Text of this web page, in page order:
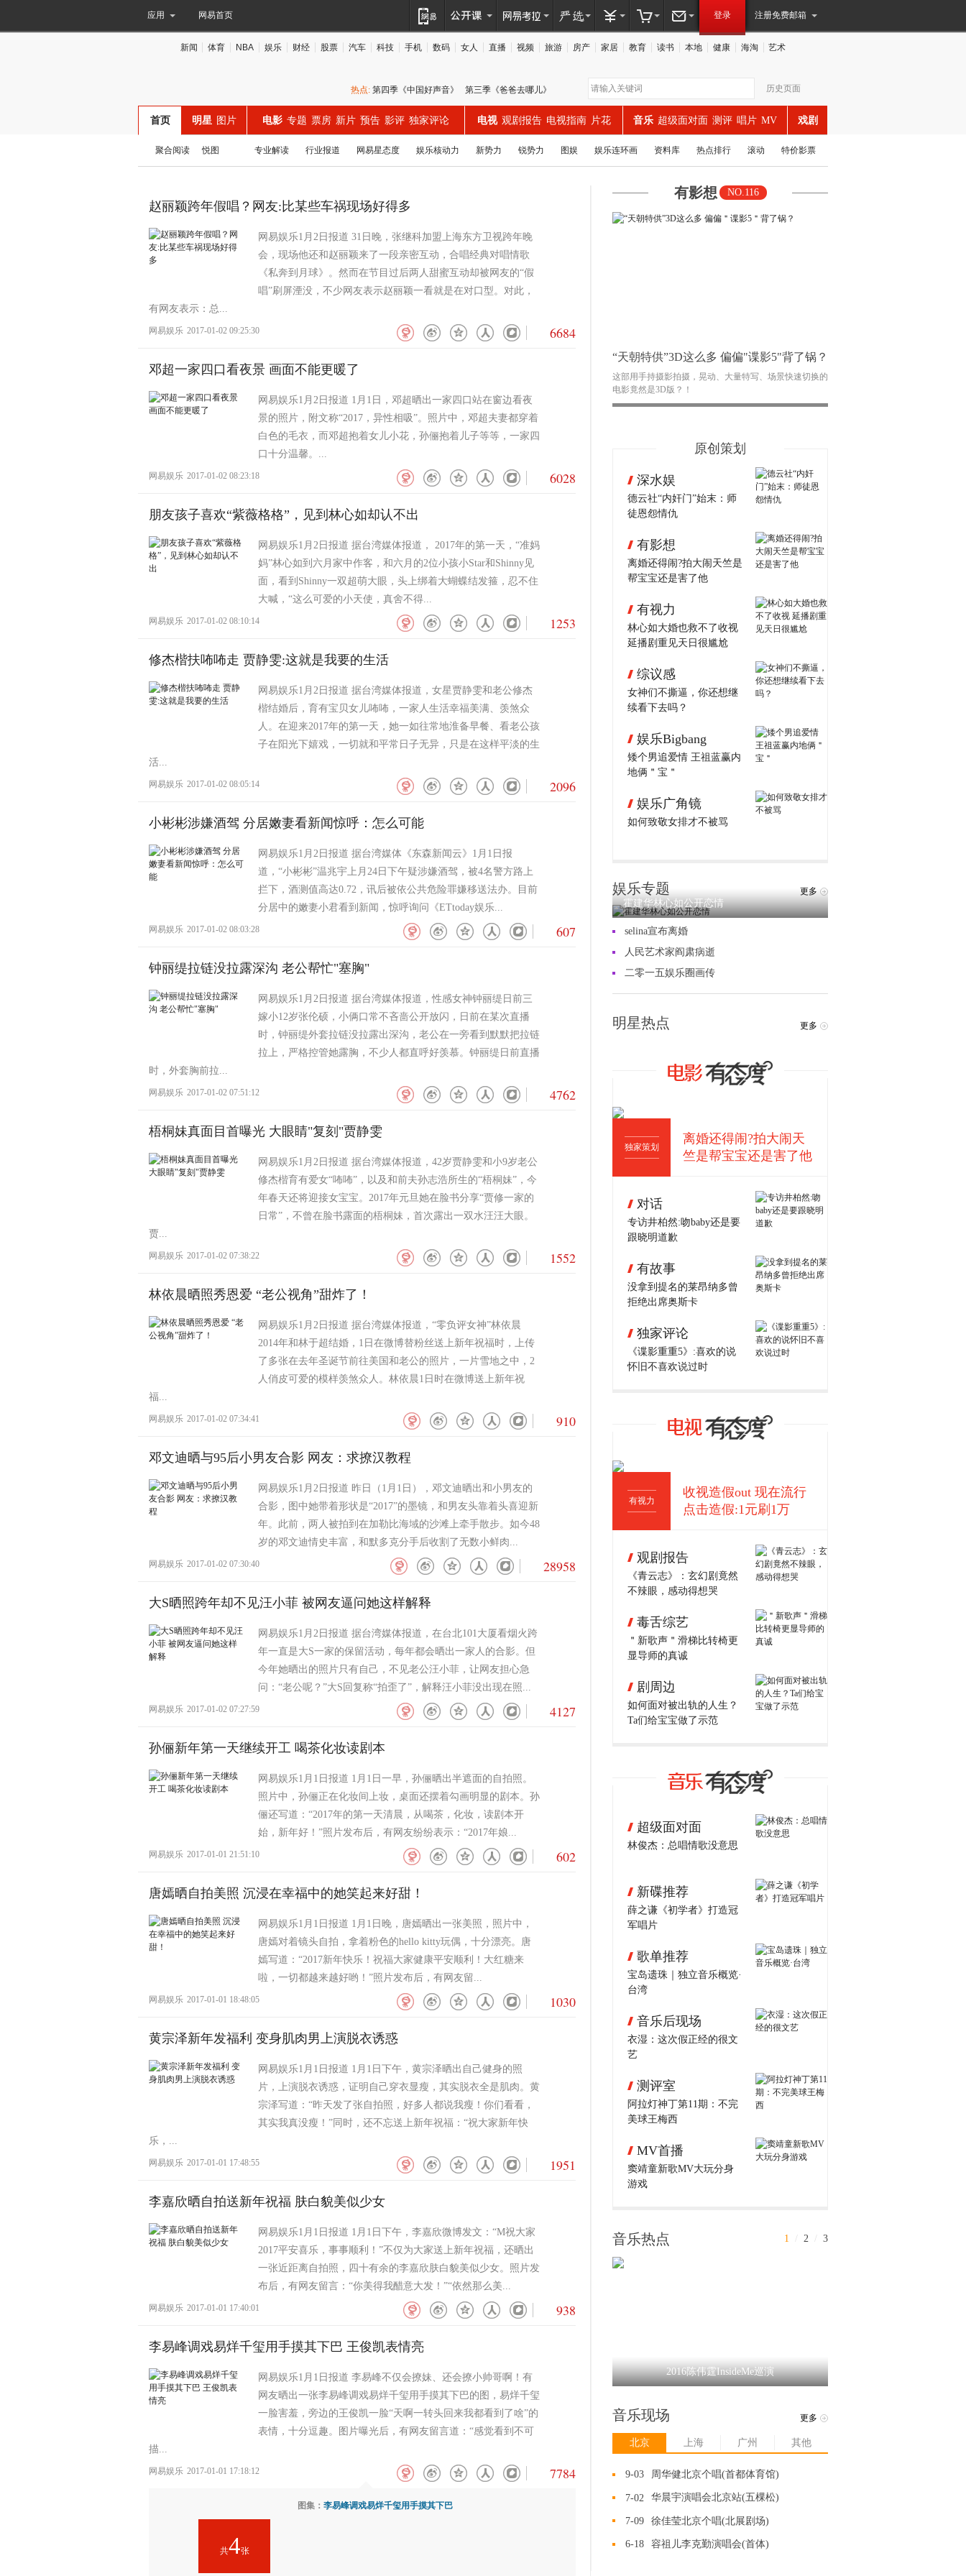
应用 网易首页 登录 注册免费邮箱
新闻 体育 NBA 娱乐 财经 股票 汽车 科技 手机 数码 女人 直播 视频 旅游 房产 家居 教育 读书 本地 健康 海淘 艺术
热点: 第四季《中国好声音》 第三季《爸爸去哪儿》 历史页面
首页 明星 图片 电影 专题 票房 新片 预告 影评 独家评论 电视 观剧报告 电视指南 片花 音乐 超级面对面 测评 唱片 MV 戏剧
聚合阅读 悦图 专业解读 行业报道 网易星态度 娱乐核动力 新势力 锐势力 图娱 娱乐连环画 资料库 热点排行 滚动 特价影票
赵丽颖跨年假唱？网友:比某些车祸现场好得多
网易娱乐1月2日报道 31日晚，张继科加盟上海东方卫视跨年晚
会，现场他还和赵丽颖来了一段亲密互动，合唱经典对唱情歌
《私奔到月球》。然而在节目过后两人甜蜜互动却被网友的“假
唱”刷屏湮没，不少网友表示赵丽颖一看就是在对口型。对此，
有网友表示：总...
6684
网易娱乐 2017-01-02 09:25:30
邓超一家四口看夜景 画面不能更暖了
网易娱乐1月2日报道 1月1日，邓超晒出一家四口站在窗边看夜
景的照片，附文称“2017，异性相吸”。照片中，邓超夫妻都穿着
白色的毛衣，而邓超抱着女儿小花，孙俪抱着儿子等等，一家四
口十分温馨。...
6028
网易娱乐 2017-01-02 08:23:18
朋友孩子喜欢“紫薇格格”，见到林心如却认不出
网易娱乐1月2日报道 据台湾媒体报道， 2017年的第一天，“准妈
妈”林心如到六月家中作客，和六月的2位小孩小Star和Shinny见
面，看到Shinny一双超萌大眼，头上绑着大蝴蝶结发箍，忍不住
大喊，“这么可爱的小天使，真舍不得...
1253
网易娱乐 2017-01-02 08:10:14
修杰楷扶咘咘走 贾静雯:这就是我要的生活
网易娱乐1月2日报道 据台湾媒体报道，女星贾静雯和老公修杰
楷结婚后，育有宝贝女儿咘咘，一家人生活幸福美满、羡煞众
人。在迎来2017年的第一天，她一如往常地淮备早餐、看老公孩
子在阳光下嬉戏，一切就和平常日子无异，只是在这样平淡的生
活...
2096
网易娱乐 2017-01-02 08:05:14
小彬彬涉嫌酒驾 分居嫩妻看新闻惊呼：怎么可能
网易娱乐1月2日报道 据台湾媒体《东森新闻云》1月1日报
道，“小彬彬”温兆宇上月24日下午疑涉嫌酒驾，被4名警方路上
拦下，酒测值高达0.72，讯后被依公共危险罪嫌移送法办。目前
分居中的嫩妻小君看到新闻，惊呼询问《ETtoday娱乐...
607
网易娱乐 2017-01-02 08:03:28
钟丽缇拉链没拉露深沟 老公帮忙"塞胸"
网易娱乐1月2日报道 据台湾媒体报道，性感女神钟丽缇日前三
嫁小12岁张伦硕，小俩口常不吝啬公开放闪，日前在某次直播
时，钟丽缇外套拉链没拉露出深沟，老公在一旁看到默默把拉链
拉上，严格控管她露胸，不少人都直呼好羡慕。钟丽缇日前直播
时，外套胸前拉...
4762
网易娱乐 2017-01-02 07:51:12
梧桐妹真面目首曝光 大眼睛"复刻"贾静雯
网易娱乐1月2日报道 据台湾媒体报道，42岁贾静雯和小9岁老公
修杰楷育有爱女“咘咘”，以及和前夫孙志浩所生的“梧桐妹”，今
年春天还将迎接女宝宝。2017年元旦她在脸书分享“贾修一家的
日常”，不曾在脸书露面的梧桐妹，首次露出一双水汪汪大眼。
贾...
1552
网易娱乐 2017-01-02 07:38:22
林依晨晒照秀恩爱 “老公视角”甜炸了！
网易娱乐1月2日报道 据台湾媒体报道，“零负评女神”林依晨
2014年和林于超结婚，1日在微博替粉丝送上新年祝福时，上传
了多张在去年圣诞节前往美国和老公的照片，一片雪地之中，2
人俏皮可爱的模样羡煞众人。林依晨1日时在微博送上新年祝
福...
910
网易娱乐 2017-01-02 07:34:41
邓文迪晒与95后小男友合影 网友：求撩汉教程
网易娱乐1月2日报道 昨日（1月1日），邓文迪晒出和小男友的
合影，图中她带着形状是“2017”的墨镜，和男友头靠着头喜迎新
年。此前，两人被拍到在加勒比海域的沙滩上牵手散步。如今48
岁的邓文迪情史丰富，和默多克分手后收割了无数小鲜肉...
28958
网易娱乐 2017-01-02 07:30:40
大S晒照跨年却不见汪小菲 被网友逼问她这样解释
网易娱乐1月2日报道 据台湾媒体报道，在台北101大厦看烟火跨
年一直是大S一家的保留活动，每年都会晒出一家人的合影。但
今年她晒出的照片只有自己，不见老公汪小菲，让网友担心急
问：“老公呢？”大S回复称“拍歪了”，解释汪小菲没出现在照...
4127
网易娱乐 2017-01-02 07:27:59
孙俪新年第一天继续开工 喝茶化妆读剧本
网易娱乐1月1日报道 1月1日一早，孙俪晒出半遮面的自拍照。
照片中，孙俪正在化妆间上妆，桌面还摆着勾画明显的剧本。孙
俪还写道：“2017年的第一天清晨，从喝茶，化妆，读剧本开
始，新年好！”照片发布后，有网友纷纷表示：“2017年娘...
602
网易娱乐 2017-01-01 21:51:10
唐嫣晒自拍美照 沉浸在幸福中的她笑起来好甜！
网易娱乐1月1日报道 1月1日晚，唐嫣晒出一张美照，照片中，
唐嫣对着镜头自拍，拿着粉色的hello kitty玩偶，十分漂亮。唐
嫣写道：“2017新年快乐！祝福大家健康平安顺利！大红糖来
啦，一切都越来越好哟！”照片发布后，有网友留...
1030
网易娱乐 2017-01-01 18:48:05
黄宗泽新年发福利 变身肌肉男上演脱衣诱惑
网易娱乐1月1日报道 1月1日下午，黄宗泽晒出自己健身的照
片，上演脱衣诱惑，证明自己穿衣显瘦，其实脱衣全是肌肉。黄
宗泽写道：“昨天发了张自拍照，好多人都说我瘦！你们看看，
其实我真没瘦！”同时，还不忘送上新年祝福：“祝大家新年快
乐，...
1951
网易娱乐 2017-01-01 17:48:55
李嘉欣晒自拍送新年祝福 肤白貌美似少女
网易娱乐1月1日报道 1月1日下午，李嘉欣微博发文：“M祝大家
2017平安喜乐，事事顺利！”不仅为大家送上新年祝福，还晒出
一张近距离自拍照，四十有余的李嘉欣肤白貌美似少女。照片发
布后，有网友留言：“你美得我醋意大发！”“依然那么美...
938
网易娱乐 2017-01-01 17:40:01
李易峰调戏易烊千玺用手摸其下巴 王俊凯表情亮
网易娱乐1月1日报道 李易峰不仅会撩妹、还会撩小帅哥啊！有
网友晒出一张李易峰调戏易烊千玺用手摸其下巴的图，易烊千玺
一脸害羞，旁边的王俊凯一脸“天啊一转头回来我都看到了啥”的
表情，十分逗趣。图片曝光后，有网友留言道：“感觉看到不可
描...
7784
网易娱乐 2017-01-01 17:18:12
图集： 李易峰调戏易烊千玺用手摸其下巴
共4张
有影想 NO.116
“天朝特供”3D这么多 偏偏"谍影5"背了锅？
这部用手持摄影拍摄，晃动、大量特写、场景快速切换的
电影竟然是3D版？！
原创策划
深水娱
德云社“内奸门”始末：师
徒恩怨情仇
有影想
离婚还得闹?拍大闹天竺是
帮宝宝还是害了他
有视力
林心如大婚也救不了收视
延播剧重见天日很尴尬
综议感
女神们不撕逼，你还想继
续看下去吗？
娱乐Bigbang
矮个男追爱情 王祖蓝赢内
地俩＂宝＂
娱乐广角镜
如何致敬女排才不被骂
娱乐专题 更多
霍建华林心如公开恋情
selina宣布离婚
人民艺术家阎肃病逝
二零一五娱乐圈画传
明星热点 更多
独家策划
离婚还得闹?拍大闹天
竺是帮宝宝还是害了他
对话
专访井柏然:吻baby还是要
跟晓明道歉
有故事
没拿到提名的莱昂纳多曾
拒绝出席奥斯卡
独家评论
《谍影重重5》:喜欢的说
怀旧不喜欢说过时
有视力
收视造假out 现在流行
点击造假:1元刷1万
观剧报告
《青云志》：玄幻剧竟然
不辣眼，感动得想哭
毒舌综艺
＂新歌声＂滑梯比转椅更
显导师的真诚
剧周边
如何面对被出轨的人生？
Ta们给宝宝做了示范
超级面对面
林俊杰：总唱情歌没意思
新碟推荐
薛之谦《初学者》打造冠
军唱片
歌单推荐
宝岛遗珠｜独立音乐概览·
台湾
音乐后现场
衣湿：这次假正经的很文
艺
测评室
阿拉灯神丁第11期：不完
美球王梅西
MV首播
窦靖童新歌MV大玩分身
游戏
音乐热点 1 / 2 / 3
2016陈伟霆InsideMe巡演
音乐现场 更多
北京 上海 广州 其他
9-03 周华健北京个唱(首都体育馆)
7-02 华晨宇演唱会北京站(五棵松)
7-09 徐佳莹北京个唱(北展剧场)
6-18 容祖儿李克勤演唱会(首体)